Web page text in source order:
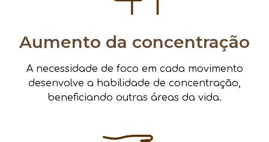
Aumento da concentração
A necessidade de foco em cada movimento
desenvolve a habilidade de concentração,
beneficiando outras áreas da vida.